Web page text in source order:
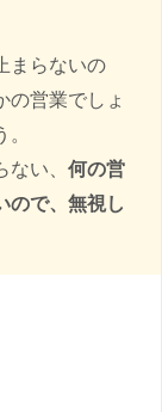
まらないの
の営業でしょ
い、 何の営
ので、無視し